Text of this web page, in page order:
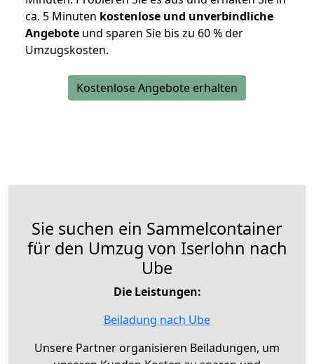
ca. 5 Minuten kostenlose und unverbindliche
Angebote und sparen Sie bis zu 60 % der
Umzugskosten.
Kostenlose Angebote erhalten
Sie suchen ein Sammelcontainer
für den Umzug von Iserlohn nach
Ube
Die Leistungen:
Beiladung nach Ube
Unsere Partner organisieren Beiladungen, um